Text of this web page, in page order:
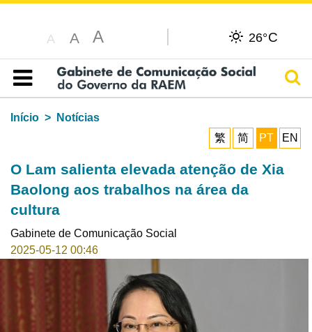
A A A 26°C
Índice
Início
Notícias
繁
简 PT EN
O Lam salienta elevada atenção de Xia
Baolong aos trabalhos na área da
cultura
Gabinete de Comunicação Social
2025-05-12 00:46